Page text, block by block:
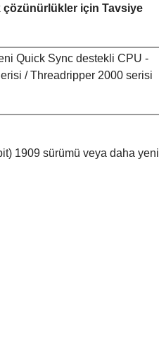
çözünürlükler için Tavsiye
Quick Sync destekli CPU -
/ Threadripper 2000 serisi
1909 sürümü veya daha yeni